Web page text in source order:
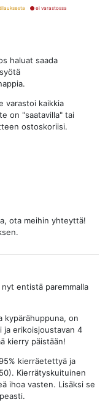
ei varastossa
haluat saada
varastoi kaikkia
on "saatavilla" tai
ostoskoriisi.
ota meihin yhteyttä!
entistä paremmalla
kypärähuppuna, on
ja erikoisjoustavan 4
kierry päistään!
kierräetettyä ja
Kierrätyskuituinen
ihoa vasten. Lisäksi se